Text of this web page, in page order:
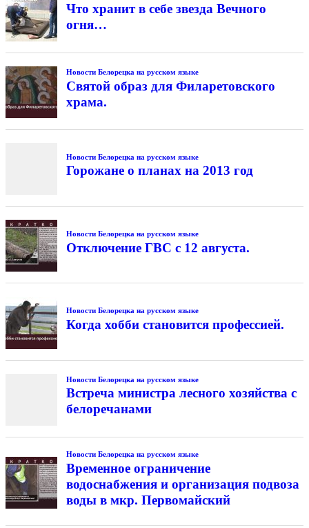
Что хранит в себе звезда Вечного
огня…
Новости Белорецка на русском языке
Святой образ для Филаретовского
храма.
Новости Белорецка на русском языке
Горожане о планах на 2013 год
Новости Белорецка на русском языке
Отключение ГВС с 12 августа.
Новости Белорецка на русском языке
Когда хобби становится профессией.
Новости Белорецка на русском языке
Встреча министра лесного хозяйства с
белоречанами
Новости Белорецка на русском языке
Временное ограничение
водоснабжения и организация подвоза
воды в мкр. Первомайский